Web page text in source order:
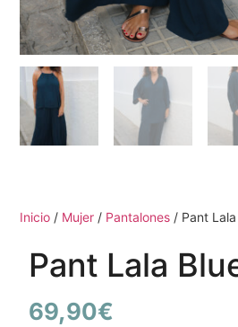
Inicio / Mujer / Pantalones / Pant
Pant Lala
69,90€